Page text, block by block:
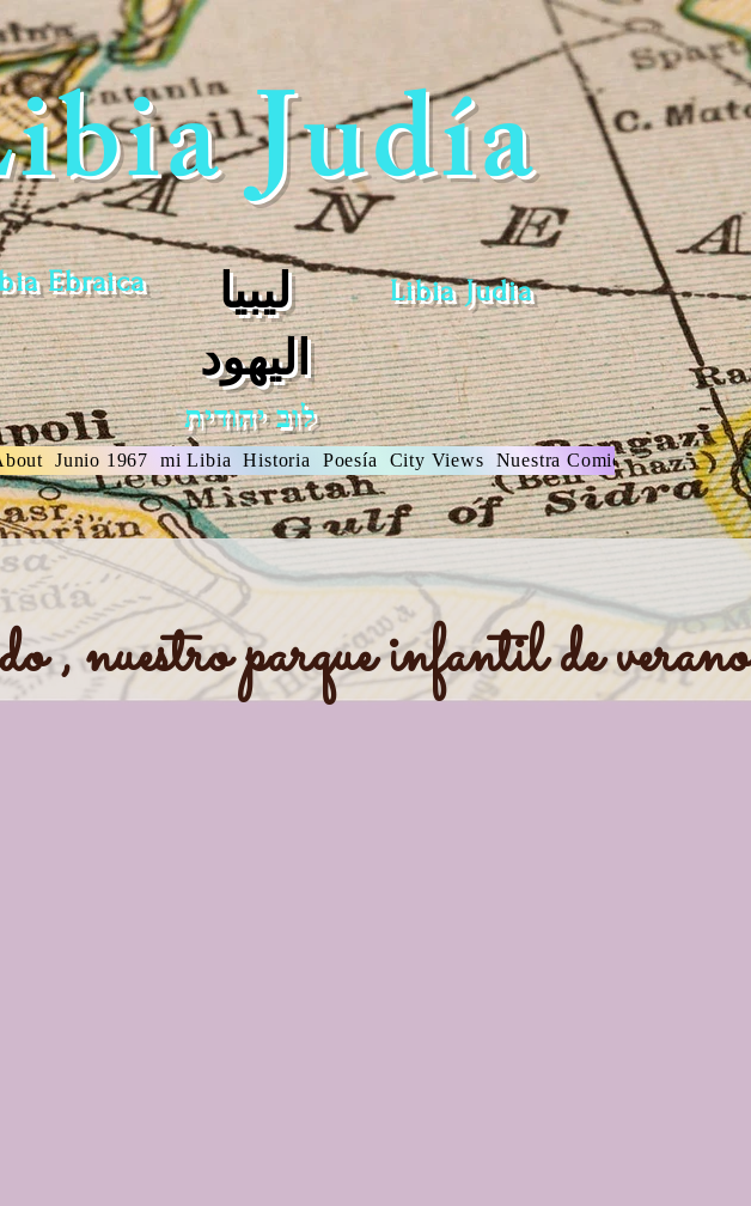
Judía
Ebraica Libia Judia
ليبيا
اليهود
לוב יהודית
Junio 1967 mi Libia Historia Poesía City Views Nuestra Comida Arte
, nuestro parque infantil de verano